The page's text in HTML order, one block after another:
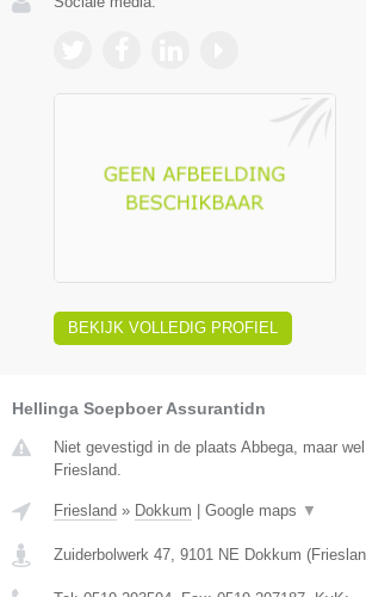
BEKIJK VOLLEDIG PROFIEL
Hellinga Soepboer Assurantidn
Niet gevestigd in de plaats Abbega, maar
Friesland.
Friesland » Dokkum | Google maps ▼
Zuiderbolwerk 47 9101 NE Dokkum (